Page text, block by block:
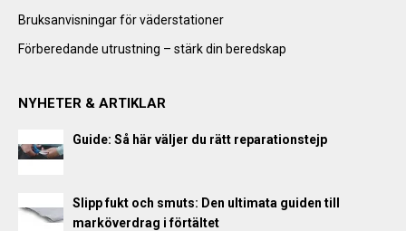
Bruksanvisningar för väderstationer
Förberedande utrustning – stärk din beredskap
NYHETER & ARTIKLAR
Guide: Så här väljer du rätt reparationstejp
Slipp fukt och smuts: Den ultimata guiden till
marköverdrag i förtältet